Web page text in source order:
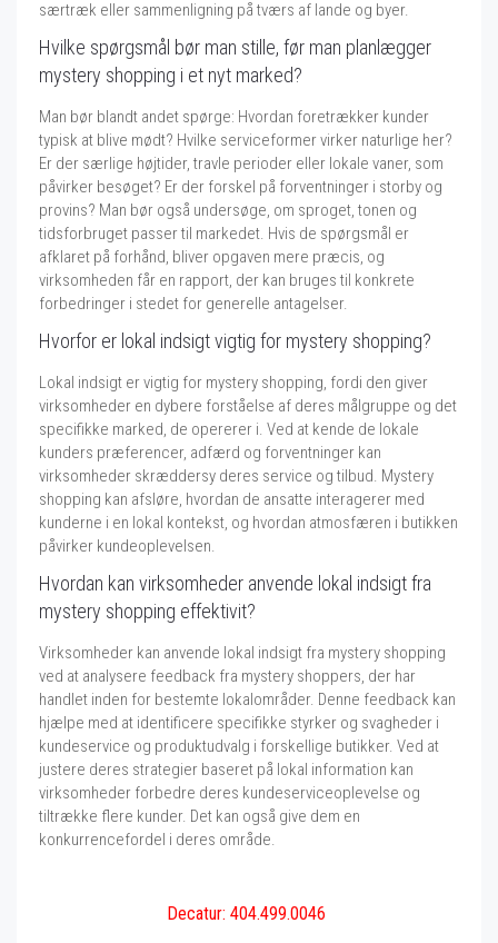
særtræk eller sammenligning på tværs af lande og byer.
Hvilke spørgsmål bør man stille, før man planlægger
mystery shopping i et nyt marked?
Man bør blandt andet spørge: Hvordan foretrækker kunder
typisk at blive mødt? Hvilke serviceformer virker naturlige her?
Er der særlige højtider, travle perioder eller lokale vaner, som
påvirker besøget? Er der forskel på forventninger i storby og
provins? Man bør også undersøge, om sproget, tonen og
tidsforbruget passer til markedet. Hvis de spørgsmål er
afklaret på forhånd, bliver opgaven mere præcis, og
virksomheden får en rapport, der kan bruges til konkrete
forbedringer i stedet for generelle antagelser.
Hvorfor er lokal indsigt vigtig for mystery shopping?
Lokal indsigt er vigtig for mystery shopping, fordi den giver
virksomheder en dybere forståelse af deres målgruppe og det
specifikke marked, de opererer i. Ved at kende de lokale
kunders præferencer, adfærd og forventninger kan
virksomheder skræddersy deres service og tilbud. Mystery
shopping kan afsløre, hvordan de ansatte interagerer med
kunderne i en lokal kontekst, og hvordan atmosfæren i butikken
påvirker kundeoplevelsen.
Hvordan kan virksomheder anvende lokal indsigt fra
mystery shopping effektivit?
Virksomheder kan anvende lokal indsigt fra mystery shopping
ved at analysere feedback fra mystery shoppers, der har
handlet inden for bestemte lokalområder. Denne feedback kan
hjælpe med at identificere specifikke styrker og svagheder i
kundeservice og produktudvalg i forskellige butikker. Ved at
justere deres strategier baseret på lokal information kan
virksomheder forbedre deres kundeserviceoplevelse og
tiltrække flere kunder. Det kan også give dem en
konkurrencefordel i deres område.
Decatur: 404.499.0046